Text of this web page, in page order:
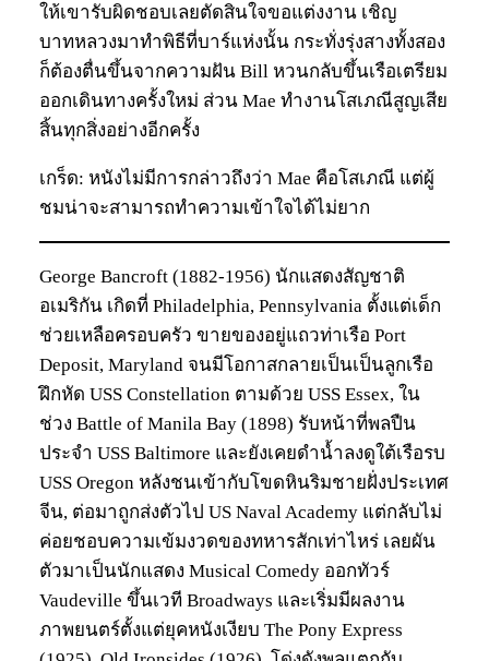
ให้เขารับผิดชอบเลยตัดสินใจขอแต่งงาน เชิญ
บาทหลวงมาทำพิธีที่บาร์แห่งนั้น กระทั่งรุ่งสางทั้งสอง
ก็ต้องตื่นขึ้นจากความฝัน Bill หวนกลับขึ้นเรือเตรียม
ออกเดินทางครั้งใหม่ ส่วน Mae ทำงานโสเภณีสูญเสีย
สิ้นทุกสิ่งอย่างอีกครั้ง
เกร็ด: หนังไม่มีการกล่าวถึงว่า Mae คือโสเภณี แต่ผู้
ชมน่าจะสามารถทำความเข้าใจได้ไม่ยาก
George Bancroft (1882-1956) นักแสดงสัญชาติ
อเมริกัน เกิดที่ Philadelphia, Pennsylvania ตั้งแต่เด็ก
ช่วยเหลือครอบครัว ขายของอยู่แถวท่าเรือ Port
Deposit, Maryland จนมีโอกาสกลายเป็นเป็นลูกเรือ
ฝึกหัด USS Constellation ตามด้วย USS Essex, ใน
ช่วง Battle of Manila Bay (1898) รับหน้าที่พลปืน
ประจำ USS Baltimore และยังเคยดำน้ำลงดูใต้เรือรบ
USS Oregon หลังชนเข้ากับโขดหินริมชายฝั่งประเทศ
จีน, ต่อมาถูกส่งตัวไป US Naval Academy แต่กลับไม่
ค่อยชอบความเข้มงวดของทหารสักเท่าไหร่ เลยผัน
ตัวมาเป็นนักแสดง Musical Comedy ออกทัวร์
Vaudeville ขึ้นเวที Broadways และเริ่มมีผลงาน
ภาพยนตร์ตั้งแต่ยุคหนังเงียบ The Pony Express